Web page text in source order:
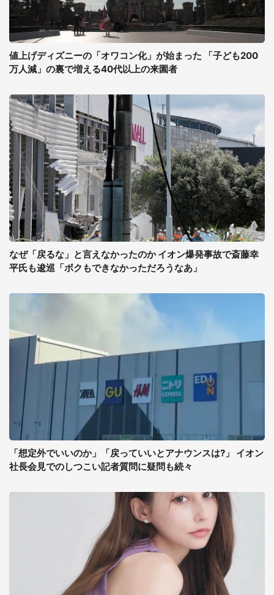
値上げディズニーの「オワコン化」が始まった 「子ども200
万人減」の裏で増える40代以上の来園者
なぜ「戻るな」と言えなかったのか イオン爆発事故で斎藤幸
平氏も逡巡「ボクもできなかっただろうなあ」
「想定外でいいのか」「戻っていいとアナウンスは?」 イオン
社長会見でのしつこい記者質問に疑問も続々